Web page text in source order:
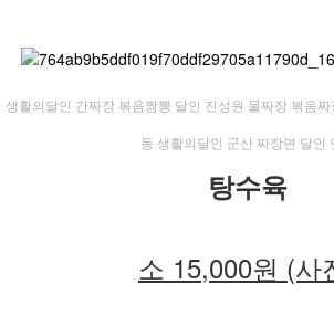
생활의달인 간짜장 볶음짬뽕 달인 진성원 물짜장 볶음
동 생활의달인 군산 짜장면 달인
탕수육
소 15,000원 (사